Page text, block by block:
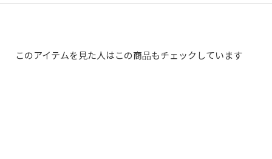
このアイテムを見た人はこの商品もチェックしています